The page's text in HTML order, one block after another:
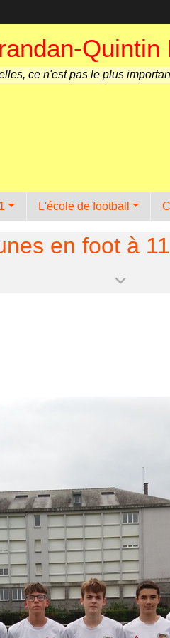
Quintin
ce n'est pas le plus
L'école de football
en foot à 11